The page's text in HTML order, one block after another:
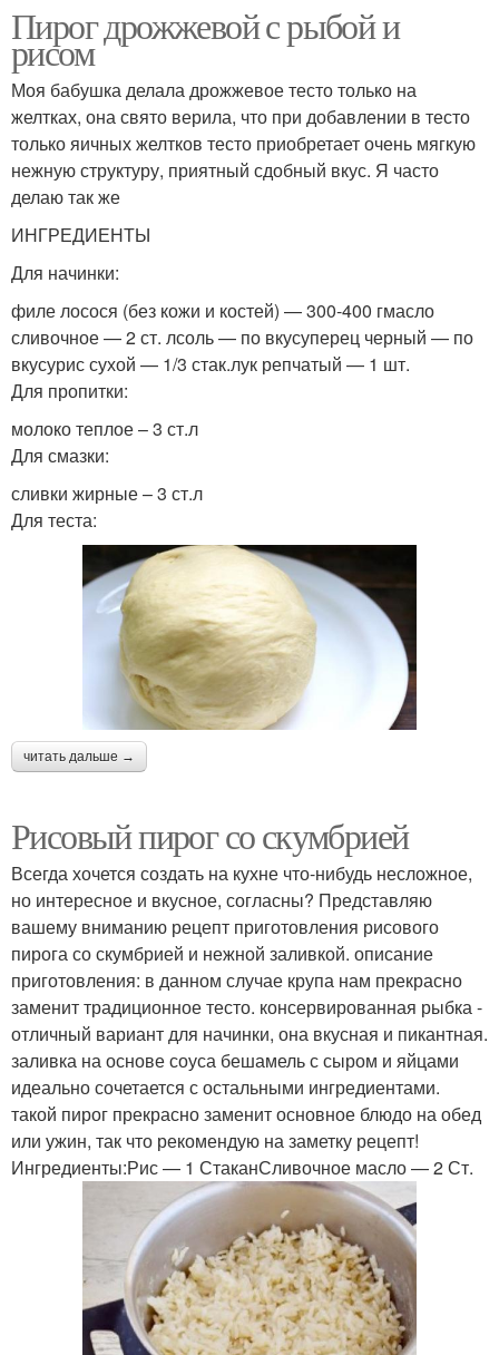
Пирог дрожжевой с рыбой и
рисом
Моя бабушка делала дрожжевое тесто только на
желтках, она свято верила, что при добавлении в тесто
только яичных желтков тесто приобретает очень мягкую
нежную структуру, приятный сдобный вкус. Я часто
делаю так же
ИНГРЕДИЕНТЫ
Для начинки:
филе лосося (без кожи и костей) — 300-400 гмасло
сливочное — 2 ст. лсоль — по вкусуперец черный — по
вкусурис сухой — 1/3 стак.лук репчатый — 1 шт.
Для пропитки:
молоко теплое – 3 ст.л
Для смазки:
сливки жирные – 3 ст.л
Для теста:
читать дальше →
Рисовый пирог со скумбрией
Всегда хочется создать на кухне что-нибудь несложное,
но интересное и вкусное, согласны? Представляю
вашему вниманию рецепт приготовления рисового
пирога со скумбрией и нежной заливкой. описание
приготовления: в данном случае крупа нам прекрасно
заменит традиционное тесто. консервированная рыбка -
отличный вариант для начинки, она вкусная и пикантная.
заливка на основе соуса бешамель с сыром и яйцами
идеально сочетается с остальными ингредиентами.
такой пирог прекрасно заменит основное блюдо на обед
или ужин, так что рекомендую на заметку рецепт!
Ингредиенты:Рис — 1 СтаканСливочное масло — 2 Ст.